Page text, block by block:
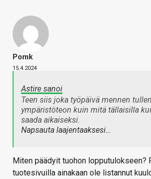
Pomk
15.4.2024
Astire sanoi
Teen siis joka työpäivä mennen
ympäristöteon kuin mitä tällaisilla
saada aikaiseksi.
Napsauta laajentaaksesi…
Miten päädyit tuohon lopputulokseen?
tuotesivuilla ainakaan ole listannut